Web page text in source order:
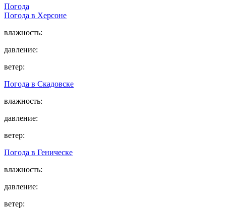
Погода
Погода в Херсоне
влажность:
давление:
ветер:
Погода в Скадовске
влажность:
давление:
ветер:
Погода в Геническе
влажность:
давление:
ветер: